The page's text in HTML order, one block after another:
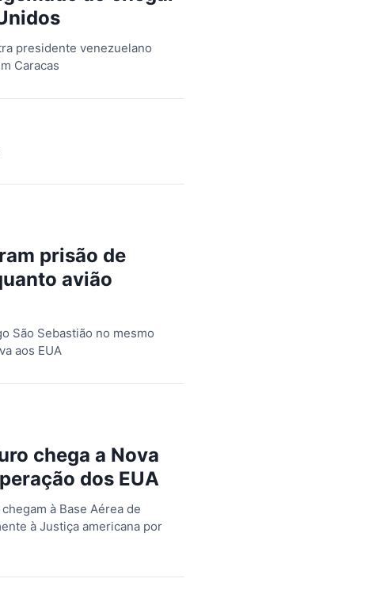
presidente venezuelano
Caracas
prisão de
avião
São Sebastião no mesmo
aos EUA
chega a Nova
dos EUA
à Base Aérea de
à Justiça americana por